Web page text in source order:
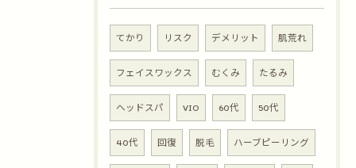
てかり リスク デメリット 肌荒れ
フェイスワックス むくみ たるみ
ヘッドスパ VIO 60代 50代
40代 回復 脱毛 ハーブピーリング